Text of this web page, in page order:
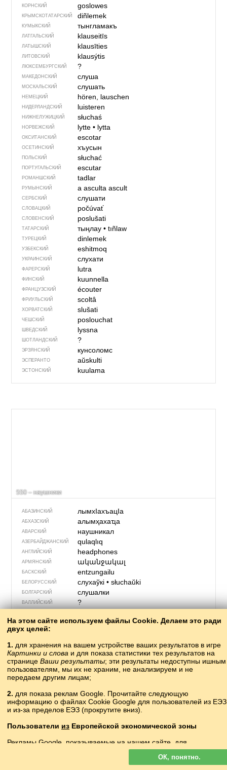
КОРНСКИЙ goslowes
КРЫМСКО­ТАТАРСКИЙ diñlemek
КУМЫКСКИЙ тынгламакъ
ЛАТГАЛЬСКИЙ klauseitīs
ЛАТЫШСКИЙ klausīties
ЛИТОВСКИЙ klausýtis
ЛЮКСЕМБУРГСКИЙ ?
МАКЕДОНСКИЙ слуша
МОСКАЛЬСКИЙ слушать
НЕМЕЦКИЙ hören, lauschen
НИДЕРЛАНДСКИЙ luisteren
НИЖНЕЛУЖИЦКИЙ słuchaś
НОРВЕЖСКИЙ lytte• lytta
ОКСИТАНСКИЙ escotar
ОСЕТИНСКИЙ хъусын
ПОЛЬСКИЙ słuchać
ПОРТУГАЛЬСКИЙ escutar
РОМАНШСКИЙ tadlar
РУМЫНСКИЙ a ascultaascult
СЕРБСКИЙ слушати
СЛОВАЦКИЙ počúvať
СЛОВЕНСКИЙ poslušati
ТАТАРСКИЙ тыңлау• tıñlaw
ТУРЕЦКИЙ dinlemek
УЗБЕКСКИЙ eshitmoq
УКРАИНСКИЙ слухати
ФАРЕРСКИЙ lutra
ФИНСКИЙ kuunnella
ФРАНЦУЗСКИЙ écouter
ФРИУЛЬСКИЙ scoltâ
ХОРВАТСКИЙ slušati
ЧЕШСКИЙ poslouchat
ШВЕДСКИЙ lyssna
ШОТЛАНДСКИЙ ?
ЭРЗЯНСКИЙ кунсоломс
ЭСПЕРАНТО aŭskulti
ЭСТОНСКИЙ kuulama
550 – наушники
АБАЗИНСКИЙ лымхIахъацIа
АБХАЗСКИЙ алымҳахаҵа
АВАРСКИЙ наушникал
АЗЕРБАЙДЖАН­СКИЙ qulaqlıq
АНГЛИЙСКИЙ headphones
АРМЯНСКИЙ ականջակալ
БАСКСКИЙ entzungailu
БЕЛОРУССКИЙ слухаўкі• słuchaŭki
БОЛГАРСКИЙ слушалки
ВАЛЛИЙСКИЙ ?
ВЕРХНЕЛУЖИЦКИЙ słuchatko
ГРЕЧЕСКИЙ
ГРУЗИНСКИЙ ყურსასმენები
ДАТСКИЙ hovedtelefoner
ИРЛАНДСКИЙ cluasáin
ИСЛАНДСКИЙ ?
ИСПАНСКИЙ auriculares
ИТАЛЬЯНСКИЙ cuffie
КАЗАХСКИЙ құлаққап
КАТАЛАНСКИЙ auriculars
КАШУБСКИЙ słëchùlczi
КИТАЙСКИЙ 耳机ěrjī
На этом сайте используем файлы Cookie. Делаем это ради
двух целей:
1. для хранения на вашем устройстве ваших результатов в игре
Картинки и слова и для показа статистики тех результатов на
странице Ваши результаты; эти результаты недоступны ишным
пользователям, мы их не храним, не анализируем и не
передаем другим лицам;
2. для показа реклам Google. Прочитайте следующую
информацию о файлах Cookie Google для пользователей из ЕЭЗ
и из-за пределов ЕЭЗ (прокрутите вниз).
Пользователи из Европейской экономической зоны
Рекламы Google, показываемые на нашем сайте, для
персонализируются. В такой рекламе
файлы cookie не используются для персонализации объявлений,
но служат для ограничения частоты показов, подготовки сводных
ОК, понятно.